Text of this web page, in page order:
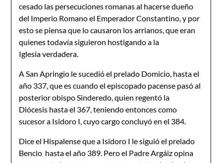
cesado las persecuciones romanas al hacerse dueño
del Imperio Romano el Emperador Constantino, y por
esto se piensa que lo causaron los arrianos, que eran
quienes todavía siguieron hostigando a la
Iglesia verdadera.
A San Apringio le sucedió el prelado Domicio, hasta el
año 337, que es cuando el epis­copado pacense pasó al
posterior obispo Sinderedo, quien regentó la
Diócesis hasta el 367, teniendo entonces como
sucesor a Isidoro I, cuyo cargo concluyó en el 384.
Dice el Hispalense que a Isidoro I le siguió el prelado
Bencio hasta el año 389. Pero el Padre Argáiz opina